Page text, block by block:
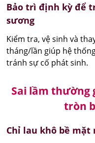
Bảo trì định kỳ để
sương
Kiểm tra, vệ sinh và
tháng/lần giúp hệ
tránh sự cố phát sinh.
Sai lầm thường
tròn
Chỉ lau khô bề mặt